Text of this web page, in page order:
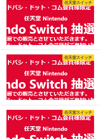
任天堂スイッチ
任天堂スイッチ
任天堂スイッチ